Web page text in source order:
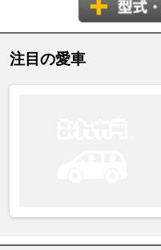
注目の愛車